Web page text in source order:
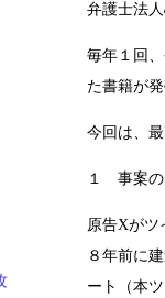
弁護士法
毎年１回
た書籍が発
今回は、
１ 事案の
原告Xがツ
８年前に
ート（本